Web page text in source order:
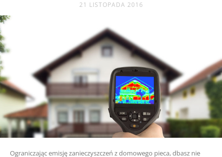
21 LISTOPADA 2016
Ograniczając emisję zanieczyszczeń z domowego pieca, dbasz nie